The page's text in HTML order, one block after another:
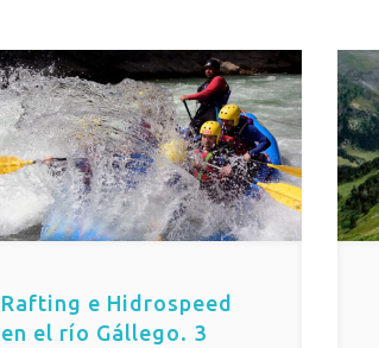
Rafting e Hidrospeed
en el río Gállego. 3